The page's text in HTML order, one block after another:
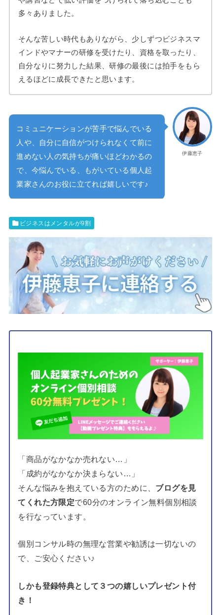
多々ありました。
そんな苦しい時代もありながら、少しずつビジネスマ
インドやマナーの研修を受けたり、資格を取ったり、
自分なりに努力した結果、研修の最後には拍手をもら
えるほどに成長できたと思います。
伊藤恵子
コミュニケーションが苦手で悩んでいる
人や、自分に自信がつけられなくて前に
進めない人の気持ちが痛いほどわかるの
で、今悩んでいる、もがいている個人起
業家さんのお役に立てれば嬉しいです♪
ビジネスはメンタルが9割
「商品がなかなか売れない…」
「成約がなかなか決まらない…」
そんな悩みを抱えている方のために、 ブログを見
てくれた方限定で60分のオンライン無料個別相談
を行なっています。
個別コンサル時の無理な営業や勧誘は一切ないの
で、ご安心ください♪
しかも登録特典として３つの嬉しいプレゼント付
き！